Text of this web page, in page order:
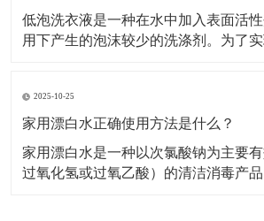
液保持合适的
低泡洗衣液是一种在水中加入表面活
用下产生的泡沫较少的洗涤剂。​为了
主要组成成分，这些成分在保证去污力
控制泡沫的产生。特点低泡易漂洗：低
2025-10-25
家用漂白水正确使用方法是什么？
家用漂白水是一种以次氯酸钠为主要
过氧化氢或过氧乙酸）的清洁消毒产